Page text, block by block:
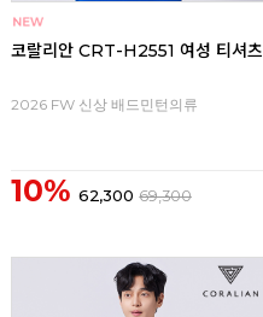
코랄리안 CRT-H2551 여성 티셔츠
2026 FW 신상 배드민턴의류
10% 62,300 69,300